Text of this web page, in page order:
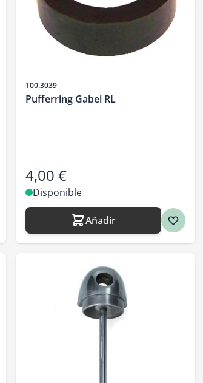
SKU
100.3039
Pufferring Gabel RL
4,00 €
Disponible
Añadir